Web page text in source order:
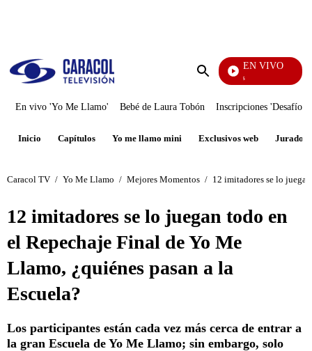
Enviar
EN VIVO
También Caerás
En vivo 'Yo Me Llamo' Bebé de Laura Tobón Inscripciones 'Desafío'
Inicio Capítulos Yo me llamo mini Exclusivos web Jurados
Caracol TV / Yo Me Llamo / Mejores Momentos / 12 imitadores se lo
12 imitadores se lo juegan todo en
el Repechaje Final de Yo Me
Llamo, ¿quiénes pasan a la
Escuela?
Los participantes están cada vez más cerca de entrar a
la gran Escuela de Yo Me Llamo; sin embargo, solo